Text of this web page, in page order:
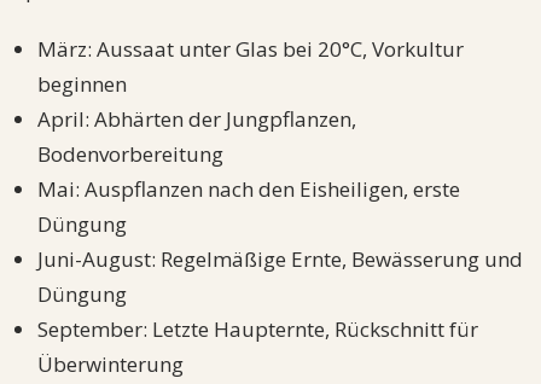
März: Aussaat unter Glas bei 20°C, Vorkultur
beginnen
April: Abhärten der Jungpflanzen,
Bodenvorbereitung
Mai: Auspflanzen nach den Eisheiligen, erste
Düngung
Juni-August: Regelmäßige Ernte, Bewässerung und
Düngung
September: Letzte Haupternte, Rückschnitt für
Überwinterung